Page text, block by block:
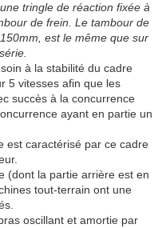
tringle de réaction fixée à
de frein. Le tambour de
est le même que sur
à la stabilité du cadre
5 vitesses afin que les
succès à la concurrence
ayant en partie un
est caractérisé par ce cadre
(dont la partie arrière est en
tout-terrain ont une
oscillant et amortie par